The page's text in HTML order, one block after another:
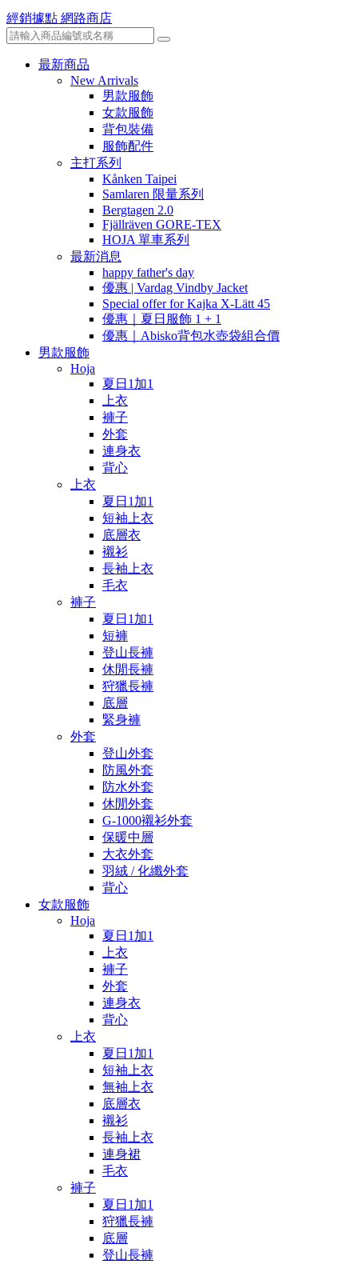
經銷據點 網路商店
最新商品
New Arrivals
男款服飾
女款服飾
背包裝備
服飾配件
主打系列
Kånken Taipei
Samlaren 限量系列
Bergtagen 2.0
Fjällräven GORE-TEX
HOJA 單車系列
最新消息
happy father's day
優惠 | Vardag Vindby Jacket
Special offer for Kajka X-Lätt 45
優惠｜夏日服飾 1 + 1
優惠｜Abisko背包水壺袋組合價
男款服飾
Hoja
夏日1加1
上衣
褲子
外套
連身衣
背心
上衣
夏日1加1
短袖上衣
底層衣
襯衫
長袖上衣
毛衣
褲子
夏日1加1
短褲
登山長褲
休閒長褲
狩獵長褲
底層
緊身褲
外套
登山外套
防風外套
防水外套
休閒外套
G-1000襯衫外套
保暖中層
大衣外套
羽絨 / 化纖外套
背心
女款服飾
Hoja
夏日1加1
上衣
褲子
外套
連身衣
背心
上衣
夏日1加1
短袖上衣
無袖上衣
底層衣
襯衫
長袖上衣
連身裙
毛衣
褲子
夏日1加1
狩獵長褲
底層
登山長褲